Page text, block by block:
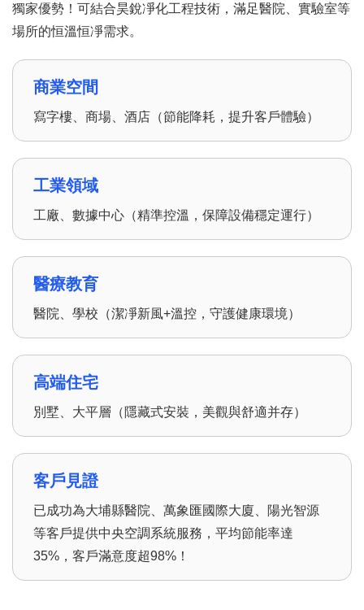
獨家優勢！可結合昊銳凈化工程技術，滿足醫院、實驗室等
場所的恒溫恒凈需求。
商業空間
寫字樓、商場、酒店（節能降耗，提升客戶體驗）
工業領域
工廠、數據中心（精準控溫，保障設備穩定運行）
醫療教育
醫院、學校（潔凈新風+溫控，守護健康環境）
高端住宅
別墅、大平層（隱藏式安裝，美觀與舒適并存）
客戶見證
已成功為大埔縣醫院、萬象匯國際大廈、陽光智源
等客戶提供中央空調系統服務，平均節能率達
35%，客戶滿意度超98%！